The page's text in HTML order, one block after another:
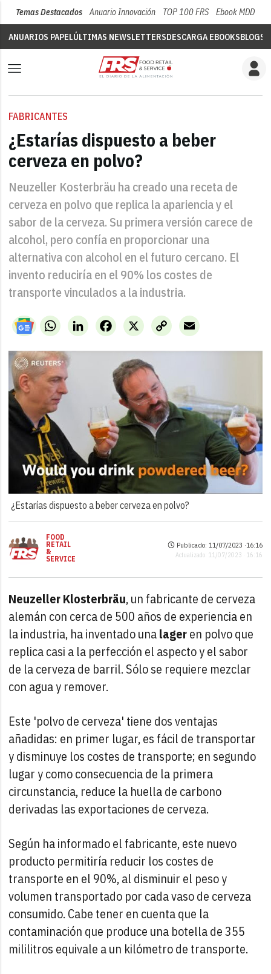
Temas Destacados Anuario Innovación TOP 100 FRS Ebook MDD
ANUARIOS PAPELÚLTIMAS NEWSLETTERSDESCARGA EBOOKSBLOGS
FABRICANTES
¿Estarías dispuesto a beber
cerveza en polvo?
Neuzeller Kosterbräu ha creado una receta de
cerveza en polvo que replica la apariencia y el
sabor de la cerveza. Su primera versión carece de
alcohol, pero confía en proporcionar una
alternativa con alcohol en el futuro cercano. El
invento reduciría en el 90% los costes de
transporte vinculados a la industria.
WhatsAppLinkedIn X
Facebook
Copy
Link
Email
¿Estarías dispuesto a beber cerveza en polvo?
FOOD
RETAIL
&
SERVICE
Publicado: 11/07/2023 ·16:16
Actualizado: 11/07/2023 · 16:16
Neuzeller Klosterbräu, un fabricante de cerveza
alemán con cerca de 500 años de experiencia en
la industria, ha inventado unalageren polvo que
replica casi a la perfección el aspecto y el sabor
de la cerveza de barril. Sólo se requiere mezclar
con agua y remover.
Este 'polvo de cerveza' tiene dos ventajas
añadidas: en primer lugar, es fácil de transportar
y disminuye los costes de transporte; en segundo
lugar y como consecuencia de la primera
circunstancia, reduce la huella de carbono
derivadas las exportaciones de cerveza.
Según ha informado el fabricante, este nuevo
producto permitiría reducir los costes de
transporte en el 90%, al disminuir el peso y
volumen transportado por cada vaso de cerveza
consumido. Cabe tener en cuenta que la
contaminación que produce una botella de 355
mililitros equivale a un kilómetro de transporte.